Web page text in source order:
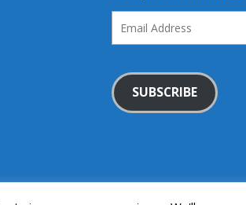
Address
SUBSCRIBE